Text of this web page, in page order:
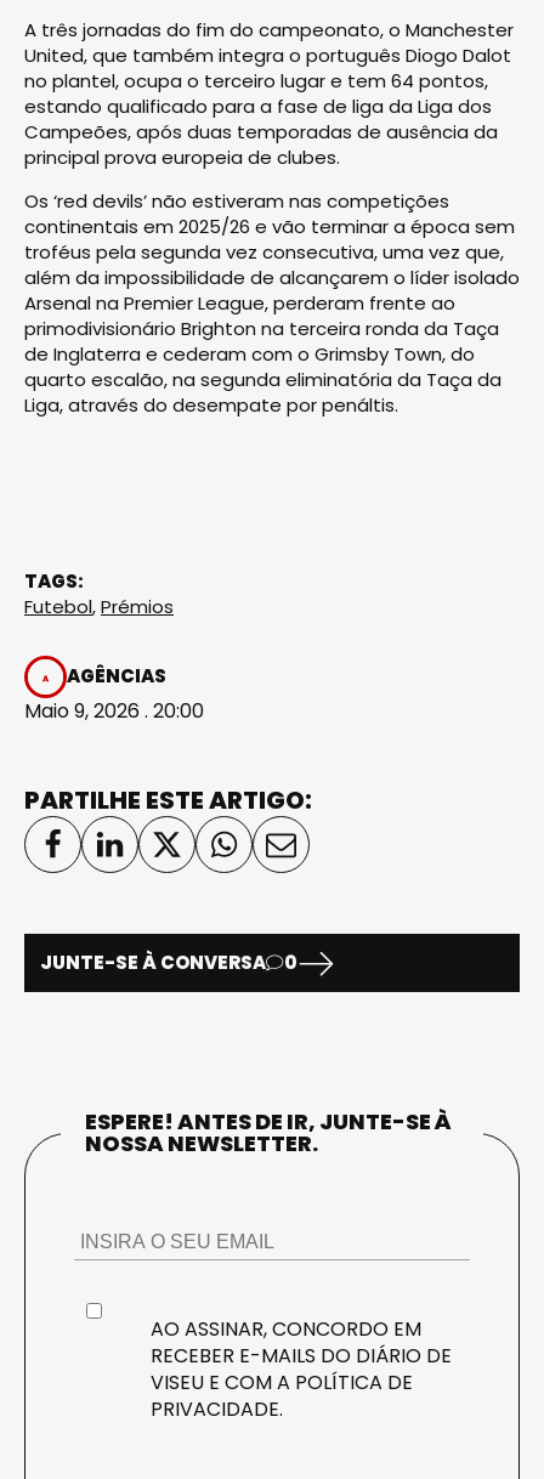
A três jornadas do fim do campeonato, o Manchester
United, que também integra o português Diogo Dalot
no plantel, ocupa o terceiro lugar e tem 64 pontos,
estando qualificado para a fase de liga da Liga dos
Campeões, após duas temporadas de ausência da
principal prova europeia de clubes.
Os ‘red devils’ não estiveram nas competições
continentais em 2025/26 e vão terminar a época sem
troféus pela segunda vez consecutiva, uma vez que,
além da impossibilidade de alcançarem o líder isolado
Arsenal na Premier League, perderam frente ao
primodivisionário Brighton na terceira ronda da Taça
de Inglaterra e cederam com o Grimsby Town, do
quarto escalão, na segunda eliminatória da Taça da
Liga, através do desempate por penáltis.
TAGS:
Futebol,Prémios
AGÊNCIAS
Maio 9, 2026 . 20:00
PARTILHE ESTE ARTIGO:
JUNTE-SE À CONVERSA 0
ESPERE! ANTES DE IR, JUNTE-SE À
NOSSA NEWSLETTER.
AO ASSINAR, CONCORDO EM
RECEBER E-MAILS DO DIÁRIO DE
VISEU E COM A POLÍTICA DE
PRIVACIDADE.